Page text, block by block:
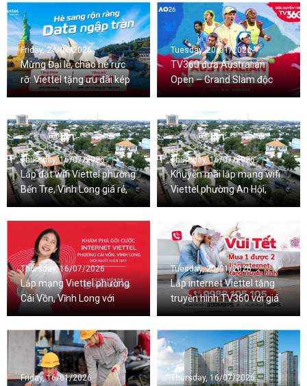
Friday, 24/04/2026
Mừng Đại lễ, chào hè rực
rỡ: Viettel tặng ưu đãi kép
Data Roaming và Data 5G
trong nước
Tuesday, 20/01/2026
TV360 đưa Australian
Open – Grand Slam độc
quyền từ 2026-2029 đến
với khán giả Việt
Thursday, 16/07/2026
Lắp đặt wifi Viettel phường
Bến Tre, Vĩnh Long giá rẻ,
nhiều ưu đãi
Thursday, 16/07/2026
Khuyến mãi lắp mạng wifi
Viettel phường An Hội,
Vĩnh Long mới nhất
Thursday, 16/07/2026
Lắp mạng Viettel phường
Cái Vồn, Vĩnh Long với
nhiều ưu đãi đi kèm
Tuesday, 20/01/2026
Lắp internet Viettel tặng
truyền hình TV360 với giá
cước ưu đãi
Friday, 16/01/2026 Thursday, 16/07/2026